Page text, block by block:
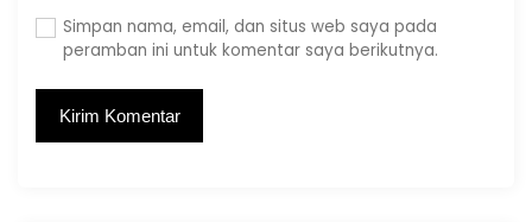
Simpan nama, email, dan situs web saya pada
peramban ini untuk komentar saya berikutnya.